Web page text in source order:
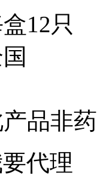
12只
品非
代理